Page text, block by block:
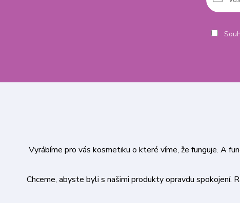
Vyrábíme pro vás kosmetiku o které víme, že funguje. A
Chceme, abyste byli s našimi produkty opravdu